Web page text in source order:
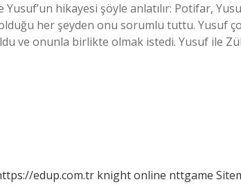
Yusuf’un hikayesi şöyle anlatılır: Potifar,
her şeyden onu sorumlu tuttu. Yusuf
ve onunla birlikte olmak istedi. Yusuf ile
edup.com.tr knight online nttgame